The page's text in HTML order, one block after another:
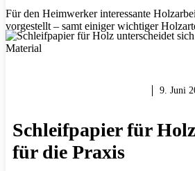
Für den Heimwerker interessante
vorgestellt – samt einiger wichtiger
9. Juni
Schleifpapier für
für die Praxis